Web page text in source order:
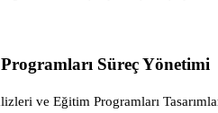
Süreç Yönetimi
ve Eğitim Programları